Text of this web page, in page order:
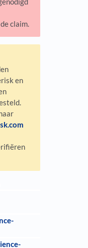
claim.
en